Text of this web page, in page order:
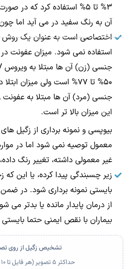
3% تا 5% استفاده کرد که
آن به رنگ سفید در می آید اما
اختصاصی است به عنوان یک روش
استفاده نمی شود. میزان عفونت
50% تا 77% است ولی میزان
این میزان بالا تر است.
بیوپسی و نمونه برداری از زگیل
معمول توصیه نمی شود اما در
غیر معمولی داشته، تغییر رنگ
زیر چسبندگی پیدا کرده، یا این
بایستی نمونه برداری شود. در
از درمان پایدار مانده یا بدتر می
بیماران با نقص ایمنی حتما
تشخیص زگیل از روی
حداکثر ۵ تصویر (هر فایل تا ۱۰ مگابایت)